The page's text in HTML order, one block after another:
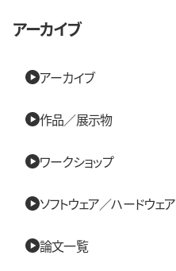
アーカイブ
アーカイブ
作品／展示物
ワークショップ
ソフトウェア／ハードウェア
論文一覧